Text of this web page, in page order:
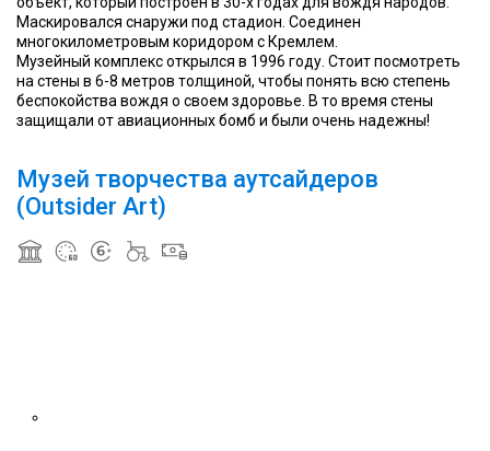
Маскировался снаружи под стадион. Соединен
многокилометровым коридором с Кремлем.
Музейный комплекс открылся в 1996 году. Стоит посмотреть
на стены в 6-8 метров толщиной, чтобы понять всю степень
беспокойства вождя о своем здоровье. В то время стены
защищали от авиационных бомб и были очень надежны!
Музей творчества аутсайдеров
(Оutsider Art)